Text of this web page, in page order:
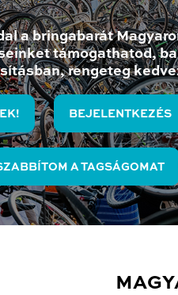
a bringabarát
támogathatod,
rengeteg
BEJELENTKEZÉS
A TAGSÁGOMAT